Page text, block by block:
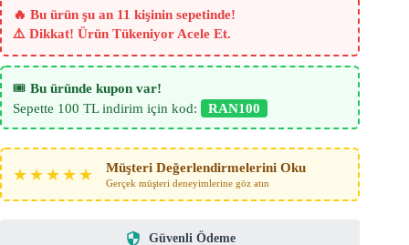
adet🔥 Bu ürün şu an 11 kişinin sepetinde!
⚠️ Dikkat! Ürün Tükeniyor Acele Et.
🎟️ Bu üründe kupon var!
Sepette 100 TL indirim için kod:
RAN100
★★★★★ Müşteri Değerlendirmelerini Oku
Gerçek müşteri deneyimlerine göz atın
Güvenli Ödeme